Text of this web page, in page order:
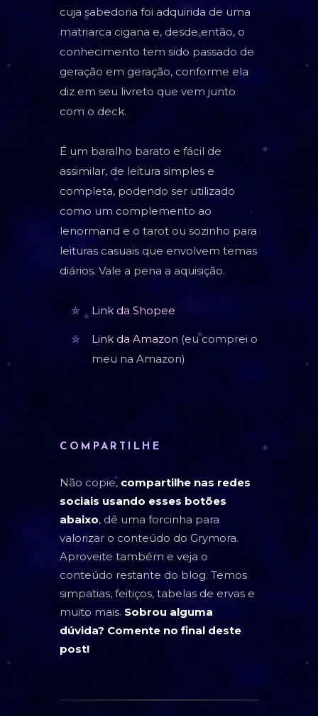
cuja sabedoria foi adquirida de uma
matriarca cigana e, desde então, o
conhecimento tem sido passado de
geração em geração, conforme ela
diz em seu livreto que vem junto
com o deck.
É um baralho barato e fácil de
assimilar, de leitura simples e
completa, podendo ser utilizado
como um complemento ao
lenormand e o tarot ou sozinho para
leituras casuais que envolvem temas
diários. Vale a pena a aquisição.
Link da Shopee
Link da Amazon (eu comprei o
meu na Amazon)
COMPARTILHE
Não copie, compartilhe nas redes
sociais usando esses botões
abaixo, dê uma forcinha para
valorizar o conteúdo do Grymora.
Aproveite também e veja o
conteúdo restante do blog. Temos
simpatias, feitiços, tabelas de ervas e
muito mais. Sobrou alguma
dúvida? Comente no final deste
post!